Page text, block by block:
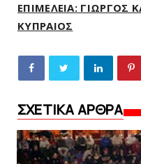
ΕΠΙΜΕΛΕΙΑ: ΓΙΩΡΓΟΣ
ΚΥΠΡΑΙΟΣ
ΣΧΕΤΙΚΑ ΑΡΘΡΑ